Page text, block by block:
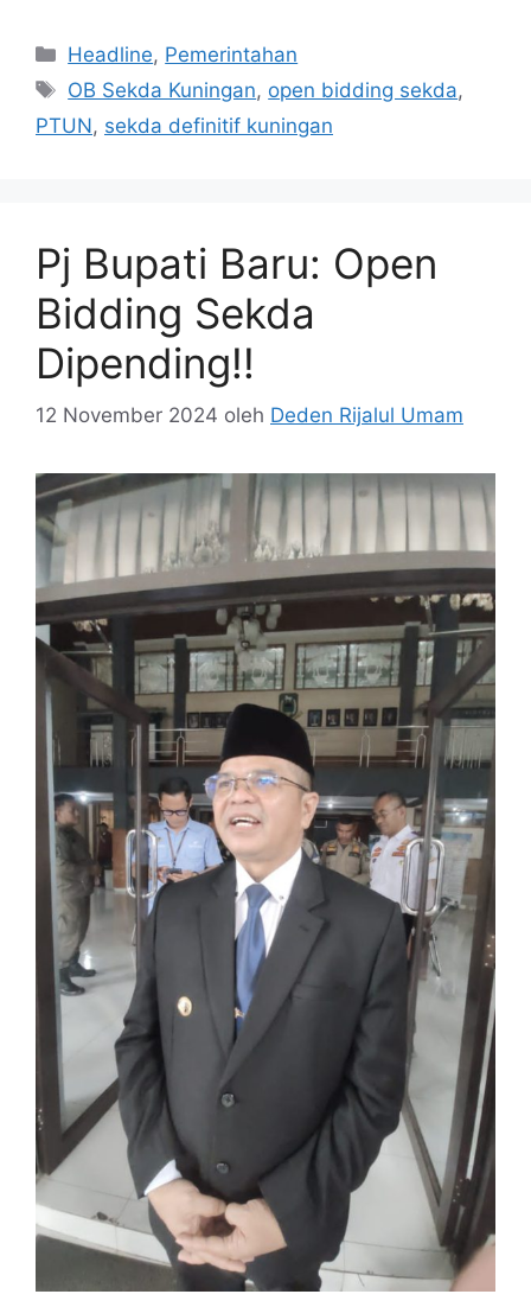
Kategori
Headline, Pemerintahan
Tag
OB Sekda Kuningan, open bidding sekda,
PTUN, sekda definitif kuningan
Pj Bupati Baru: Open
Bidding Sekda
Dipending!!
12 November 2024 oleh Deden Rijalul Umam